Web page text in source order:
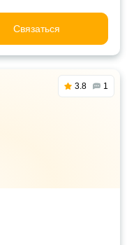
Связаться
3.8 1